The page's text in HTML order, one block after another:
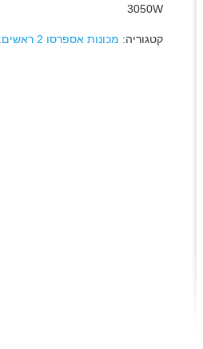
3050W
קטגוריה: מכונות אספרסו 2 ראשים